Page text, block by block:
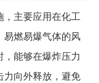
，主要应用在化工
易燃易爆气体的风
，能够在爆炸压力
力向外释放，避免